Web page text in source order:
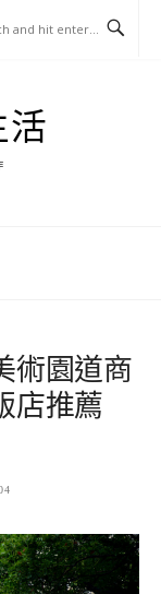
活
術園道商
店推薦